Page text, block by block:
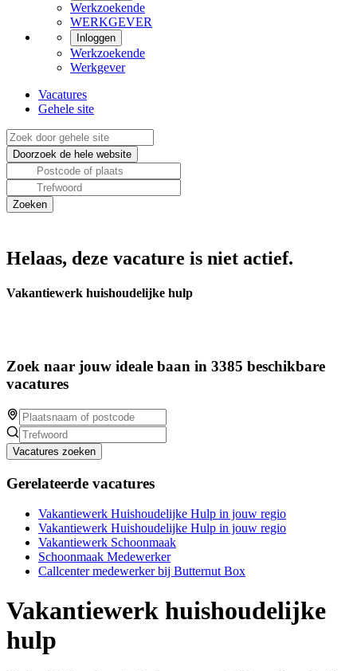
Werkzoekende
WERKGEVER
Inloggen
Werkzoekende
Werkgever
Vacatures
Gehele site
Helaas, deze vacature is niet actief.
Vakantiewerk huishoudelijke hulp
Zoek naar jouw ideale baan in 3385 beschikbare
vacatures
Vacatures zoeken
Gerelateerde vacatures
Vakantiewerk Huishoudelijke Hulp in jouw regio
Vakantiewerk Huishoudelijke Hulp in jouw regio
Vakantiewerk Schoonmaak
Schoonmaak Medewerker
Callcenter medewerker bij Butternut Box
Vakantiewerk huishoudelijke
hulp